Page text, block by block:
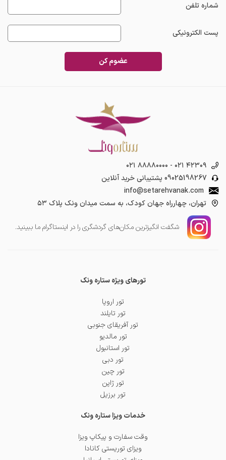
شماره تلفن
پست الکترونیکی
عضوم کن
۰۲۱ ۸۸۸۸۰۰۰۰ - ۰۲۱ ۴۲۳۰۹
09025198267 پشتیبانی خرید آنلاین
info@setarehvanak.com
تهران، چهارراه جهان کودک، به سمت میدان ونک پلاک ۵۳
شگفت انگیز‌ترین مکان‌های گردشگری را در اینستاگرام ما ببینید.
تورهای ویژه ستاره ونک
تور اروپا
تور تایلند
تور آفریقای جنوبی
تور مالدیو
تور استانبول
تور دبی
تور چین
تور ژاپن
تور برزیل
خدمات ویزا ستاره ونک
وقت سفارت و پیکاپ ویزا
ویزای توریستی کانادا